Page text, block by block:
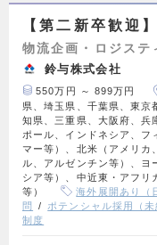
【第二新卒歓
物流企画・ロジステ
鈴与株式会社
550万円 ～ 899万円
県、埼玉県、千葉県、東京
知県、三重県、大阪府、兵
ポール、インドネシア、フ
マー等）、北米（アメリカ
ル、アルゼンチン等）、ヨ
シア等）、中近東・アフリ
等）
海外展開あり（
問
ポテンシャル採用（未
制度